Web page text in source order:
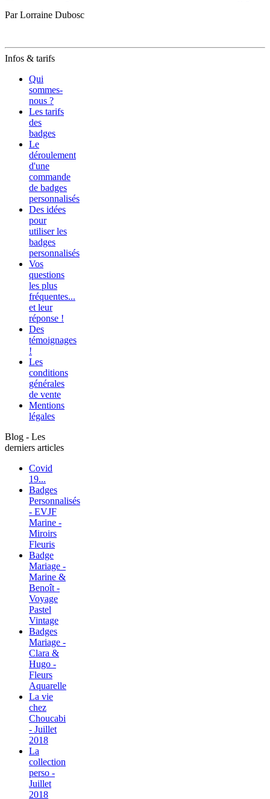
Par Lorraine Dubosc
Infos & tarifs
Qui
sommes-
nous ?
Les tarifs
des
badges
Le
déroulement
d'une
commande
de badges
personnalisés
Des idées
pour
utiliser les
badges
personnalisés
Vos
questions
les plus
fréquentes...
et leur
réponse !
Des
témoignages
!
Les
conditions
générales
de vente
Mentions
légales
Blog - Les
derniers articles
Covid
19...
Badges
Personnalisés
- EVJF
Marine -
Miroirs
Fleuris
Badge
Mariage -
Marine &
Benoît -
Voyage
Pastel
Vintage
Badges
Mariage -
Clara &
Hugo -
Fleurs
Aquarelle
La vie
chez
Choucabi
- Juillet
2018
La
collection
perso -
Juillet
2018